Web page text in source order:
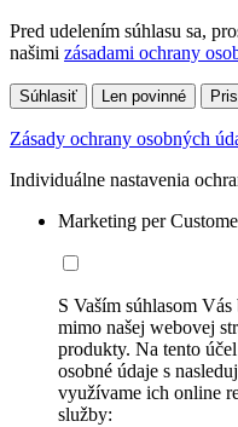
Pred udelením súhlasu sa,
našimi zásadami ochrany
Súhlasiť Len povinné
Zásady ochrany osobných
Individuálne nastavenia
Marketing per
S Vaším súhlasom
mimo našej webovej
produkty. Na tento
osobné údaje s
využívame ich online
služby: